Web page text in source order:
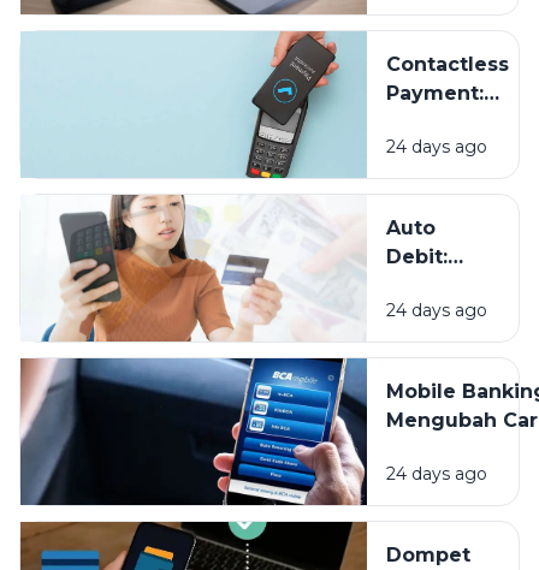
Bagaimana
Melindungi
Data
Contactless
Payment:
Tren atau
Masa Depan
Pembayaran?
24 days ago
Auto
Debit:
untuk
Tagihan,
Jangan
Sampai
Dipantau
24 days ago
Mobile
Mengubah
Uang, Apa Saja
24 days ago
Dompet